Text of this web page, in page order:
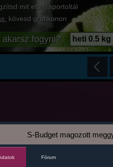
mit ettél, sportoltál
kövesd grafikonon
akarsz fogyni? heti 0.5
S-Budget magozott
Fórum